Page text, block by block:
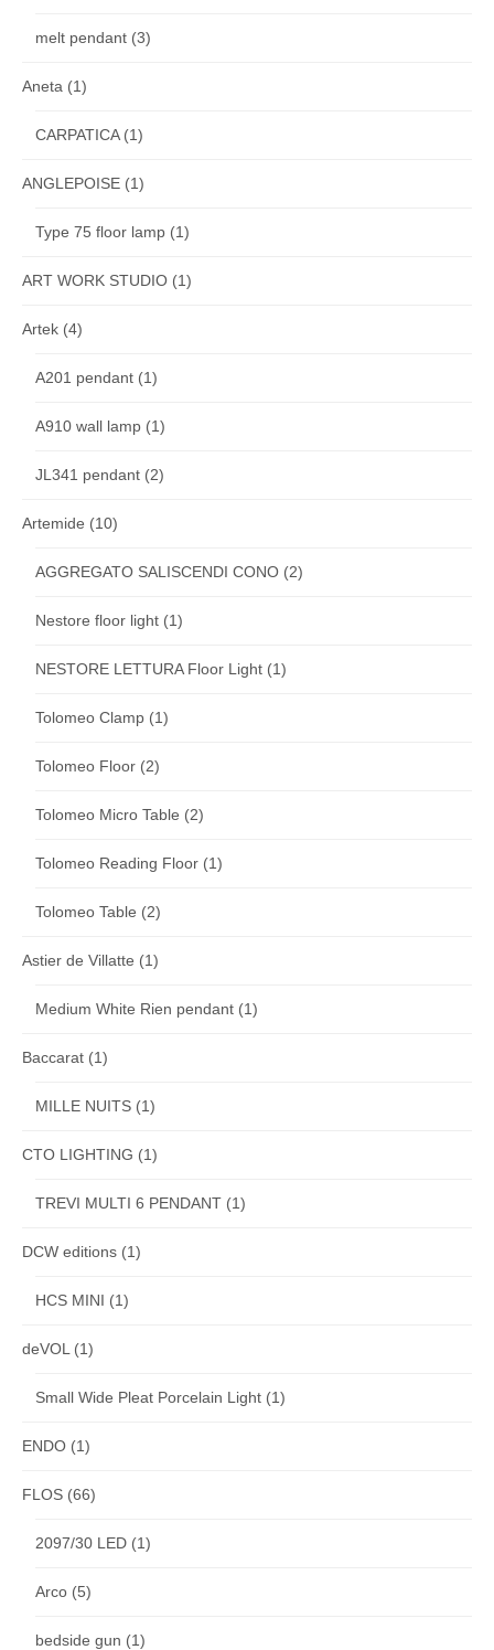
melt pendant (3)
Aneta (1)
CARPATICA(1)
ANGLEPOISE (1)
Type 75 floor lamp (1)
ART WORK STUDIO (1)
Artek (4)
A201 pendant (1)
A910 wall lamp (1)
JL341 pendant (2)
Artemide (10)
AGGREGATO SALISCENDI CONO (2)
Nestore floor light (1)
NESTORE LETTURA Floor Light (1)
Tolomeo Clamp (1)
Tolomeo Floor (2)
Tolomeo Micro Table (2)
Tolomeo Reading Floor (1)
Tolomeo Table (2)
Astier de Villatte (1)
Medium White Rien pendant (1)
Baccarat (1)
MILLE NUITS (1)
CTO LIGHTING (1)
TREVI MULTI 6 PENDANT (1)
DCW editions (1)
HCS MINI (1)
deVOL (1)
Small Wide Pleat Porcelain Light (1)
ENDO (1)
FLOS (66)
2097/30 LED (1)
Arco (5)
bedside gun (1)